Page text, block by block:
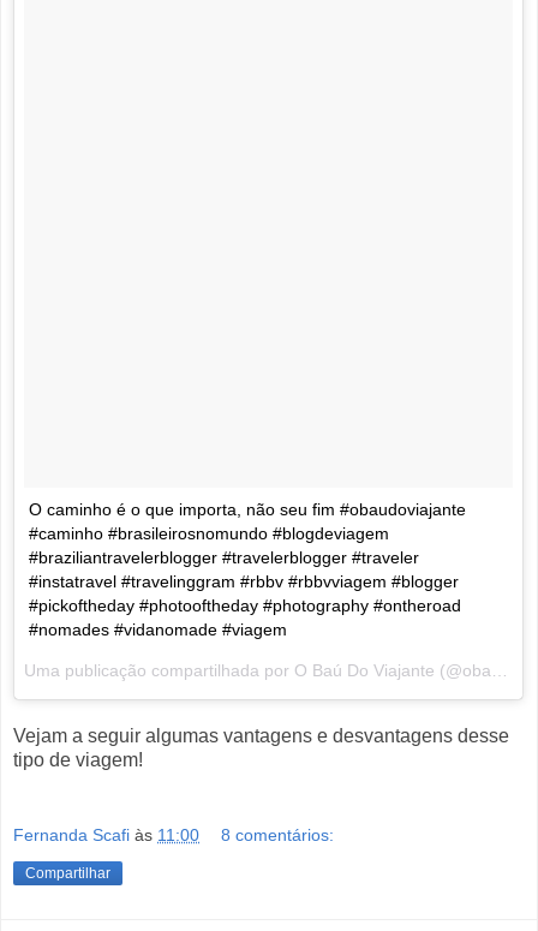
O caminho é o que importa, não seu fim #obaudoviajante
#caminho #brasileirosnomundo #blogdeviagem
#braziliantravelerblogger #travelerblogger #traveler
#instatravel #travelinggram #rbbv #rbbvviagem #blogger
#pickoftheday #photooftheday #photography #ontheroad
#nomades #vidanomade #viagem
Vejam a seguir algumas vantagens e desvantagens desse
tipo de viagem!
Fernanda Scafi às 11:00 8 comentários:
Compartilhar